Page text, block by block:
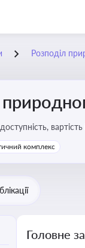
Розподіл
комплекс
Головне